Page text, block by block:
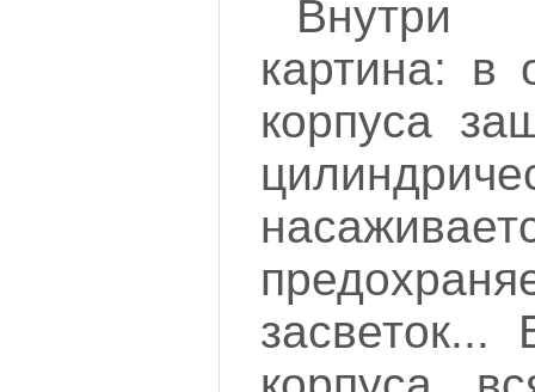
Внутри
картина: в
корпуса
засветок...